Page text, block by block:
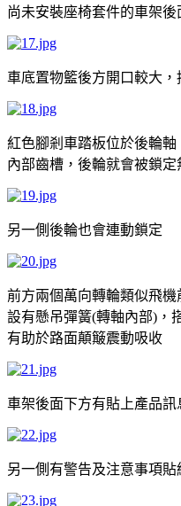
尚未安裝座椅套件的車架
車底置物籃後方開口較大
紅色腳剎車踏板位於後輪
內部齒槽，後輪就會被鎖定
另一側後輪也會連動鎖定
前方兩個萬向轉輪類似飛
設有懸吊彈簧(轉軸內部) ，
有助於路面顛簸震動吸收
車架後面下方有貼上產品訊
另一側有警告及注意事項貼